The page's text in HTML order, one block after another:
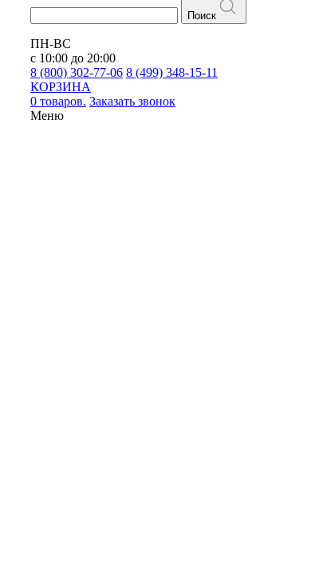
Поиск
ПН-ВС
с 10:00 до 20:00
8 (800) 302-77-06 8 (499) 348-15-11
КОРЗИНА
0 товаров. Заказать звонок
Меню